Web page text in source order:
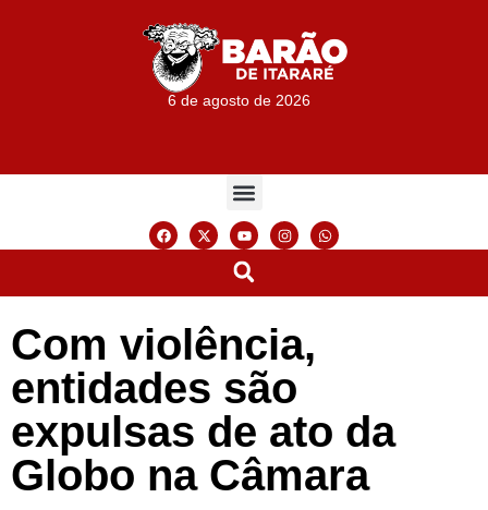
6 de agosto de 2026
Com violência,
entidades são
expulsas de ato da
Globo na Câmara